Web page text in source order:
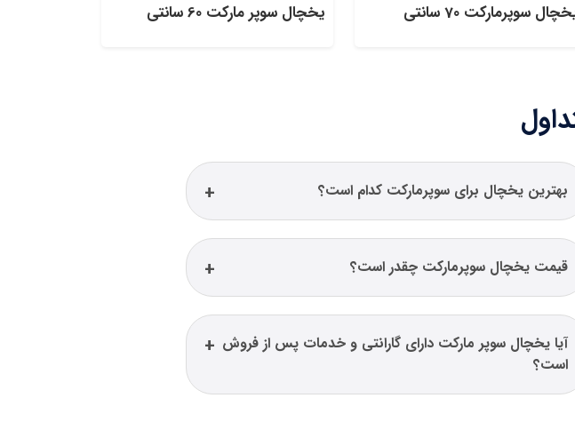
سوپرمارکت 70 سانتی یخچال سوپر مارکت 60 سانتی
بهترین یخچال برای سوپرمارکت کدام است؟
قیمت یخچال سوپرمارکت چقدر است؟
آیا یخچال سوپر مارکت دارای گارانتی و خدمات پس از فروش
است؟